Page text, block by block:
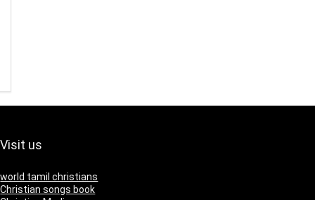
Visit us
world tamil christians
Christian songs book